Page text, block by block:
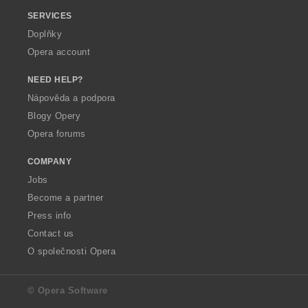
SERVICES
Doplňky
Opera account
NEED HELP?
Nápověda a podpora
Blogy Opery
Opera forums
COMPANY
Jobs
Become a partner
Press info
Contact us
O společnosti Opera
© Opera Software